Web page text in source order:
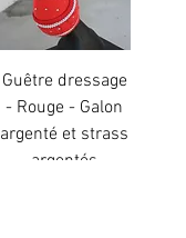
Guêtre dressage
- Rouge - Galon
argenté et strass
argentés